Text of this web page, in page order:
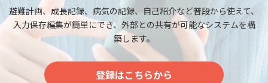
避難計画、成長記録、病気の記録、自己紹介など普段から使えて、
入力保存編集が簡単にでき、外部との共有が可能なシステムを構
築します。
登録はこちらから